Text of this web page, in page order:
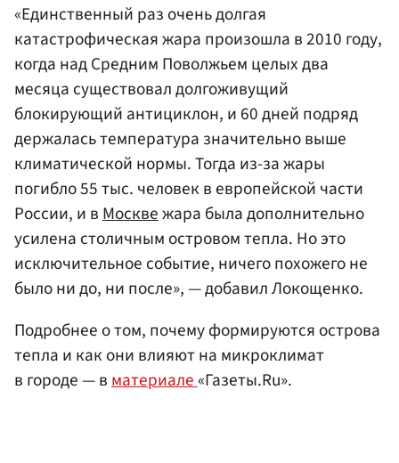
«Единственный раз очень долгая
катастрофическая жара произошла в 2010 году,
когда над Средним Поволжьем целых два
месяца существовал долгоживущий
блокирующий антициклон, и 60 дней подряд
держалась температура значительно выше
климатической нормы. Тогда из-за жары
погибло 55 тыс. человек в европейской части
России, и вМосквежара была дополнительно
усилена столичным островом тепла. Но это
исключительное событие, ничего похожего не
было ни до, ни после», — добавил Локощенко.
Подробнее о том, почему формируются острова
тепла и как они влияют на микроклимат
в городе — вматериале«Газеты.Ru».